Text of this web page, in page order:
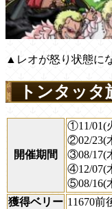
▲レオが怒り状態に
トンタッ
開催期間
①11/01(
②02/23(
③08/17(
④12/07(
⑤08/16(
獲得ベリー 11670前